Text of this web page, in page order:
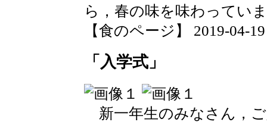
ら，春の味を味わってい
【食のページ】 2019-04-
「入学式」
新一年生のみなさん，